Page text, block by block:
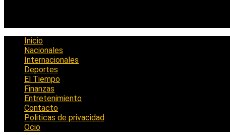
Inicio
Nacionales
Internacionales
Deportes
El Tiempo
Finanzas
Entretenimiento
Contacto
Politicas de privacidad
Ocio